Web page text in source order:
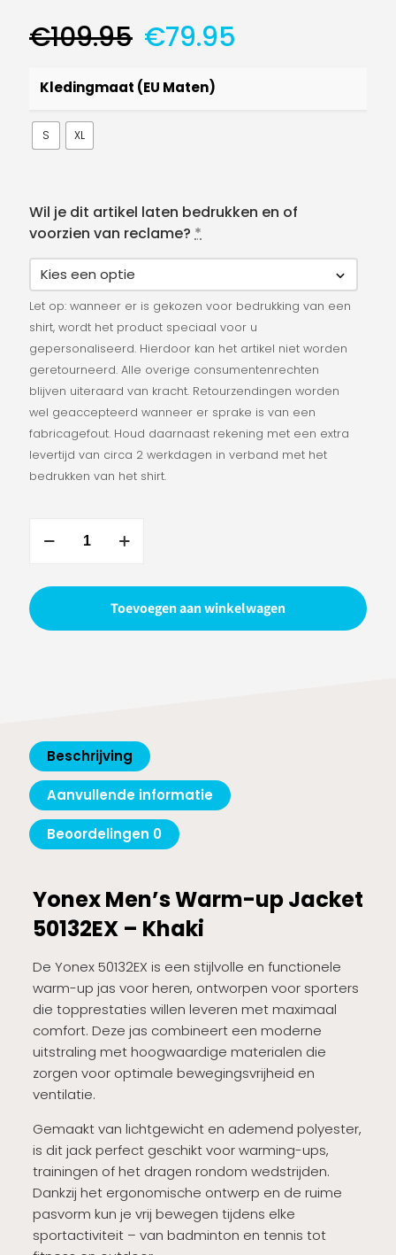
€109.95 Oorspronkelijke
prijs
was:
€109.95.
€79.95
Kledingmaat (EU Maten)
S XL
Wil je dit artikel laten bedrukken en of
voorzien van reclame? *
Let op: wanneer er is gekozen voor bedrukking van een
shirt, wordt het product speciaal voor u
gepersonaliseerd. Hierdoor kan het artikel niet worden
geretourneerd. Alle overige consumentenrechten
blijven uiteraard van kracht. Retourzendingen worden
wel geaccepteerd wanneer er sprake is van een
fabricagefout. Houd daarnaast rekening met een extra
levertijd van circa 2 werkdagen in verband met het
bedrukken van het shirt.
Jacket
50132EX
Khaki
Toevoegen aan winkelwagen
Beschrijving
Aanvullende informatie
Beoordelingen 0
Yonex Men’s Warm-up Jacket
50132EX – Khaki
De Yonex 50132EX is een stijlvolle en functionele
warm-up jas voor heren, ontworpen voor sporters
die topprestaties willen leveren met maximaal
comfort. Deze jas combineert een moderne
uitstraling met hoogwaardige materialen die
zorgen voor optimale bewegingsvrijheid en
ventilatie.
Gemaakt van lichtgewicht en ademend polyester,
is dit jack perfect geschikt voor warming-ups,
trainingen of het dragen rondom wedstrijden.
Dankzij het ergonomische ontwerp en de ruime
pasvorm kun je vrij bewegen tijdens elke
sportactiviteit – van badminton en tennis tot